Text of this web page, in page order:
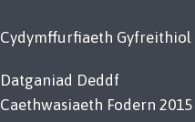
Cydymffurfiaeth Gyfreithiol
Datganiad Deddf
Caethwasiaeth Fodern 2015